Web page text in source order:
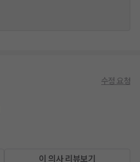
수정 요청
이 의사 리뷰보기